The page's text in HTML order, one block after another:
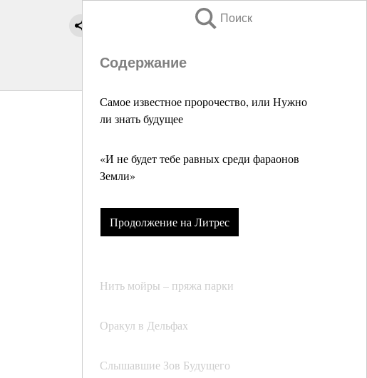
Поиск
Содержание
Самое известное пророчество, или Нужно
ли знать будущее
«И не будет тебе равных среди фараонов
Земли»
Продолжение на Литрес
Нить мойры – пряжа парки
Оракул в Дельфах
Слышавшие Зов Будущего